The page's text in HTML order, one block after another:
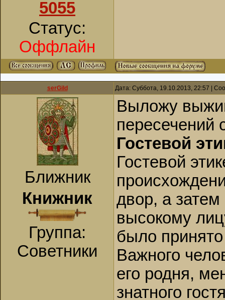
5055
Статус:
Оффлайн
serGild Дата: Суббота, 19.10.2013, 22:57 |
Ближник
Книжник
Группа:
Советники
Выложу
Гостевой
Гостевой
двор, а
высокому
было
Важного
его родня,
знатного